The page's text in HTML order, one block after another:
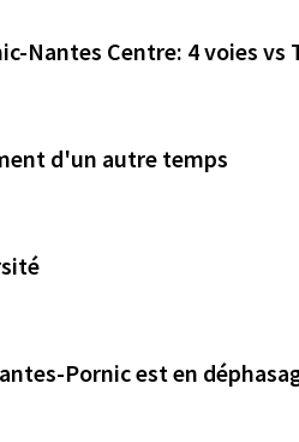
Nantes Centre: 4 voies vs
d'un autre temps
Pornic est en